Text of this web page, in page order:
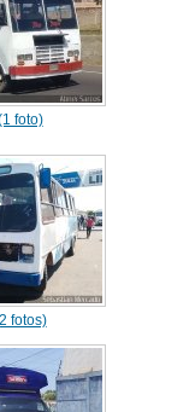
foto)
fotos)